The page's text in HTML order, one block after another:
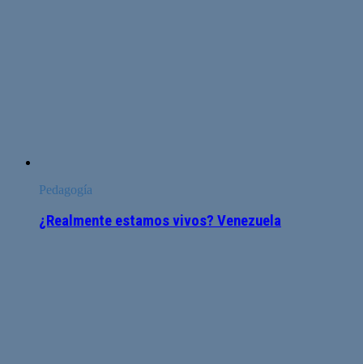
Pedagogía
¿Realmente estamos vivos? Venezuela